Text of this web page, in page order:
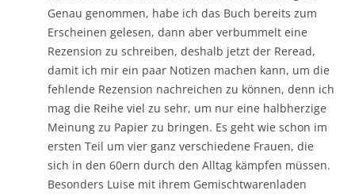
Genau genommen, habe ich das Buch bereits zum
Erscheinen gelesen, dann aber verbummelt eine
Rezension zu schreiben, deshalb jetzt der Reread,
damit ich mir ein paar Notizen machen kann, um die
fehlende Rezension nachreichen zu können, denn ich
mag die Reihe viel zu sehr, um nur eine halbherzige
Meinung zu Papier zu bringen. Es geht wie schon im
ersten Teil um vier ganz verschiedene Frauen, die
sich in den 60ern durch den Alltag kämpfen müssen.
Besonders Luise mit ihrem Gemischtwarenladen